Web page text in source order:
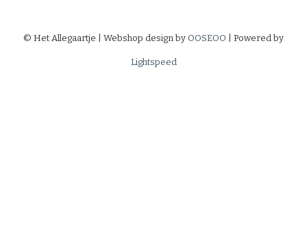
© Het Allegaartje | Webshop design by OOSEOO | Powered by
Lightspeed